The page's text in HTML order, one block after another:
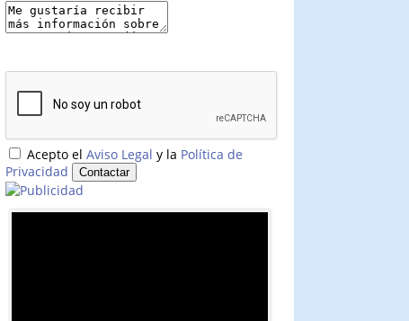
Acepto el Aviso Legal y la Política de
Privacidad